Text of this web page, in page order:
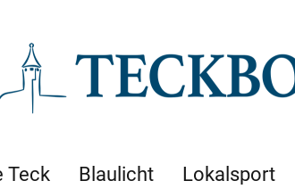
Teck Blaulicht Lokalsport